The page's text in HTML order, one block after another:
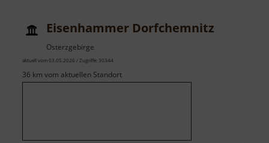
Eisenhammer Dorfchemnitz
Osterzgebirge
aktuell vom 03.05.2026 / Zugriffe: 30344
36 km vom aktuellen Standort